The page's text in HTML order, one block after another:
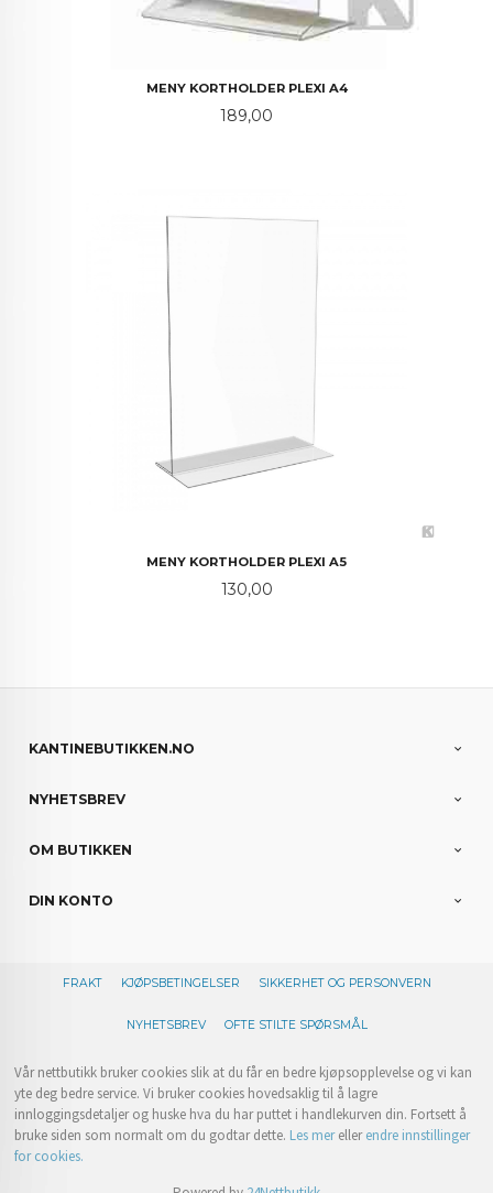
MENY KORTHOLDER PLEXI A4
Pris
189,00
MENY KORTHOLDER PLEXI A5
Pris
130,00
KANTINEBUTIKKEN.NO
NYHETSBREV
OM BUTIKKEN
DIN KONTO
FRAKT KJØPSBETINGELSER SIKKERHET OG PERSONVERN
NYHETSBREV OFTE STILTE SPØRSMÅL
Vår nettbutikk bruker cookies slik at du får en bedre kjøpsopplevelse og vi kan
yte deg bedre service. Vi bruker cookies hovedsaklig til å lagre
innloggingsdetaljer og huske hva du har puttet i handlekurven din. Fortsett å
bruke siden som normalt om du godtar dette. Les merellerendre innstillinger
for cookies.